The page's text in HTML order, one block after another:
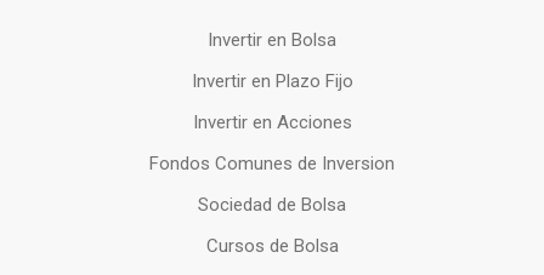
Invertir en Bolsa
Invertir en Plazo Fijo
Invertir en Acciones
Fondos Comunes de Inversion
Sociedad de Bolsa
Cursos de Bolsa